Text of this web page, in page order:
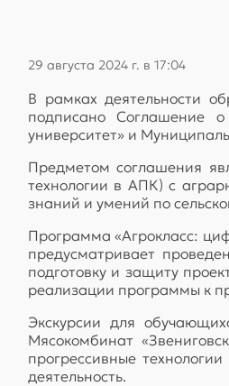
29 августа 2024 г. в 17:04
В рамках деятельности
подписано Соглашение
университет» и
Предметом соглашения
технологии в АПК) с
знаний и умений по
Программа «Агрокласс:
предусматривает
подготовку и защиту
реализации программы к
Экскурсии для
Мясокомбинат
прогрессивные
деятельность.